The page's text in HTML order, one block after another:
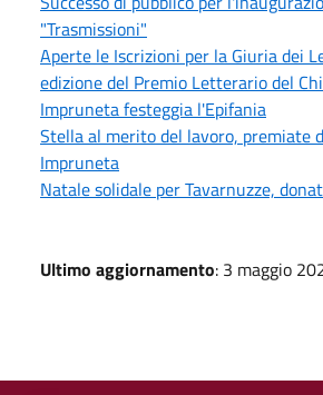
"Trasmissioni"
Aperte le Iscrizioni per la Giuria dei
edizione del Premio Letterario del
Impruneta festeggia l'Epifania
Stella al merito del lavoro, premiate
Impruneta
Natale solidale per Tavarnuzze,
Ultimo aggiornamento: 3 maggio